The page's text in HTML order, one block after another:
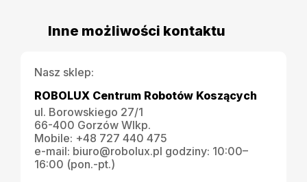
Inne możliwości kontaktu
Nasz sklep:
ROBOLUX Centrum Robotów Koszących
ul. Borowskiego 27/1
66-400 Gorzów Wlkp.
Mobile: +48 727 440 475
e-mail: biuro@robolux.pl godziny: 10:00–
16:00 (pon.-pt.)